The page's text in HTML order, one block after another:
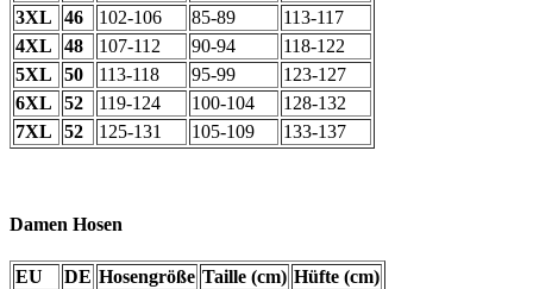
3XL
46 102-106 85-89
113-117
4XL
48 107-112 90-94
118-122
5XL
50 113-118 95-99
123-127
6XL
52 119-124 100-104
128-132
7XL
52 125-131 105-109 133-137
Damen Hosen
EU DE Hosengröße Taille (cm) Hüfte (cm)